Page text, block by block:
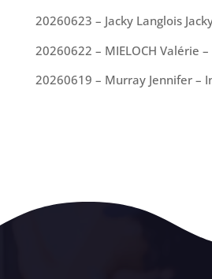
20260623 – Jacky Langlois
20260622 – MIELOCH Valérie
20260619 – Murray Jennifer –